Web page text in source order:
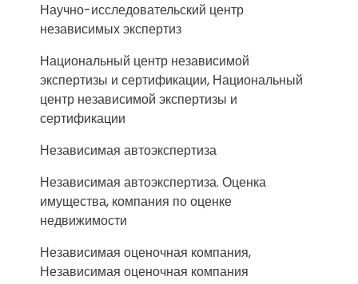
Научно-исследовательский центр
независимых экспертиз
Национальный центр независимой
экспертизы и сертификации, Национальный
центр независимой экспертизы и
сертификации
Независимая автоэкспертиза
Независимая автоэкспертиза. Оценка
имущества, компания по оценке
недвижимости
Независимая оценочная компания,
Независимая оценочная компания